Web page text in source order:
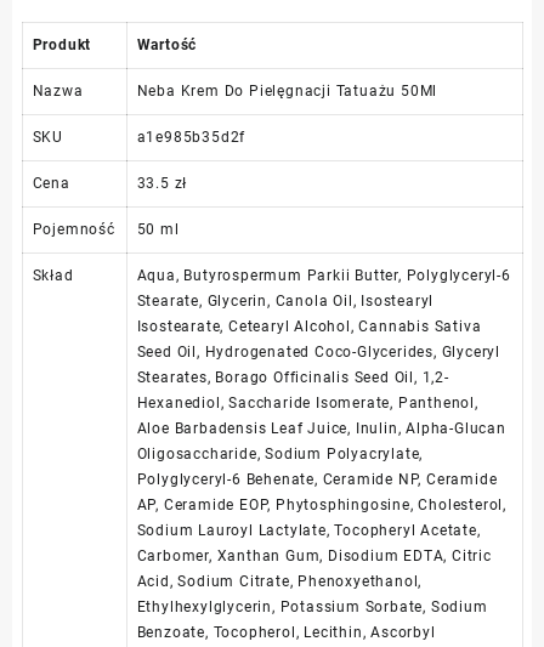
Produkt Wartość
Nazwa Neba Krem Do Pielęgnacji Tatuażu 50Ml
SKU a1e985b35d2f
Cena 33.5 zł
Pojemność 50 ml
Skład
Aqua, Butyrospermum Parkii Butter, Polyglyceryl-6
Stearate, Glycerin, Canola Oil, Isostearyl
Isostearate, Cetearyl Alcohol, Cannabis Sativa
Seed Oil, Hydrogenated Coco-Glycerides, Glyceryl
Stearates, Borago Officinalis Seed Oil, 1,2-
Hexanediol, Saccharide Isomerate, Panthenol,
Aloe Barbadensis Leaf Juice, Inulin, Alpha-Glucan
Oligosaccharide, Sodium Polyacrylate,
Polyglyceryl-6 Behenate, Ceramide NP, Ceramide
AP, Ceramide EOP, Phytosphingosine, Cholesterol,
Sodium Lauroyl Lactylate, Tocopheryl Acetate,
Carbomer, Xanthan Gum, Disodium EDTA, Citric
Acid, Sodium Citrate, Phenoxyethanol,
Ethylhexylglycerin, Potassium Sorbate, Sodium
Benzoate, Tocopherol, Lecithin, Ascorbyl